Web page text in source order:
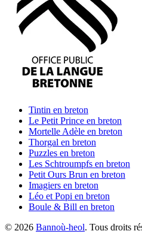
Tintin en breton
Le Petit Prince en breton
Mortelle Adèle en breton
Thorgal en breton
Puzzles en breton
Les Schtroumpfs en breton
Petit Ours Brun en breton
Imagiers en breton
Léo et Popi en breton
Boule & Bill en breton
© 2026 Bannoù-heol. Tous droits